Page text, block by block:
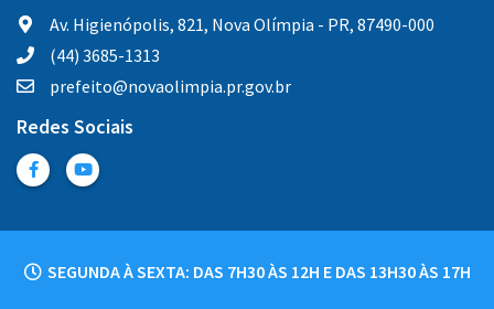
Av. Higienópolis, 821, Nova Olímpia - PR, 87490-000
(44) 3685-1313
prefeito@novaolimpia.pr.gov.br
Redes Sociais
SEGUNDA À SEXTA: DAS 7H30 ÀS 12H E DAS 13H30 ÀS 17H